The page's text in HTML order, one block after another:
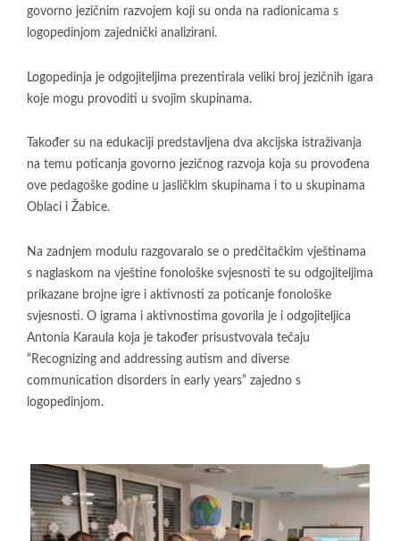
govorno jezičnim razvojem koji su onda na radionicama s
logopedinjom zajednički analizirani.
Logopedinja je odgojiteljima prezentirala veliki broj jezičnih igara
koje mogu provoditi u svojim skupinama.
Također su na edukaciji predstavljena dva akcijska istraživanja
na temu poticanja govorno jezičnog razvoja koja su provođena
ove pedagoške godine u jasličkim skupinama i to u skupinama
Oblaci i Žabice.
Na zadnjem modulu razgovaralo se o predčitačkim vještinama
s naglaskom na vještine fonološke svjesnosti te su odgojiteljima
prikazane brojne igre i aktivnosti za poticanje fonološke
svjesnosti. O igrama i aktivnostima govorila je i odgojiteljica
Antonia Karaula koja je također prisustvovala tečaju
“Recognizing and addressing autism and diverse
communication disorders in early years” zajedno s
logopedinjom.